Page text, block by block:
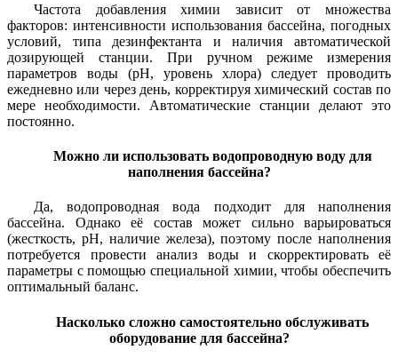
Частота добавления химии зависит от множества
факторов: интенсивности использования бассейна, погодных
условий, типа дезинфектанта и наличия автоматической
дозирующей станции. При ручном режиме измерения
параметров воды (pH, уровень хлора) следует проводить
ежедневно или через день, корректируя химический состав по
мере необходимости. Автоматические станции делают это
постоянно.
Можно ли использовать водопроводную воду для
наполнения бассейна?
Да, водопроводная вода подходит для наполнения
бассейна. Однако её состав может сильно варьироваться
(жесткость, pH, наличие железа), поэтому после наполнения
потребуется провести анализ воды и скорректировать её
параметры с помощью специальной химии, чтобы обеспечить
оптимальный баланс.
Насколько сложно самостоятельно обслуживать
оборудование для бассейна?